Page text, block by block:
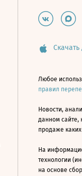
Скачать
Любое
правил
Новости,
данном сайте,
продаже
На
технологии
на основе